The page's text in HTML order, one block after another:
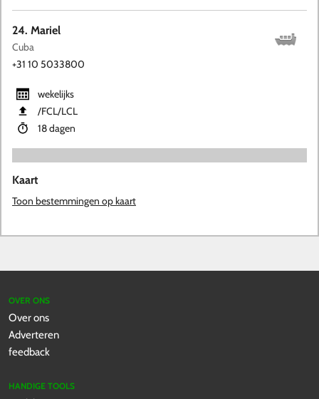
24. Mariel
Cuba
+31 10 5033800
wekelijks
​/FCL​/LCL
18 dagen
Kaart
Toon bestemmingen op kaart
OVER ONS
Over ons
Adverteren
feedback
HANDIGE TOOLS